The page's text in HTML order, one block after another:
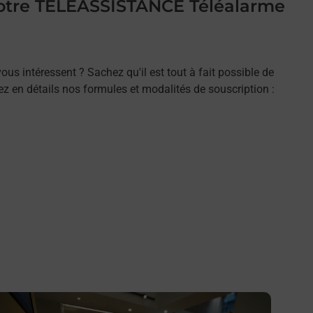
TELEASSISTANCE Téléalarme
intéressent ? Sachez qu'il est tout à fait possible de
en détails nos formules et modalités de souscription :
savoir plus